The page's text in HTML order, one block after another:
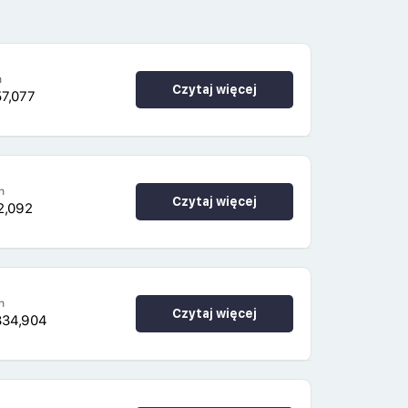
Czytaj więcej
Czytaj więcej
Czytaj więcej